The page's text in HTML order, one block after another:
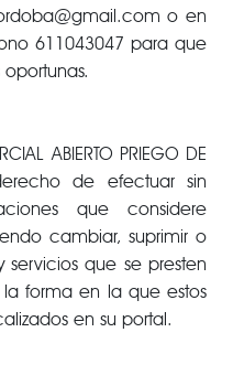
o en
611043047 para que
ABIERTO PRIEGO DE
de efectuar sin
que considere
cambiar, suprimir o
que se presten
forma en la que estos
en su portal.